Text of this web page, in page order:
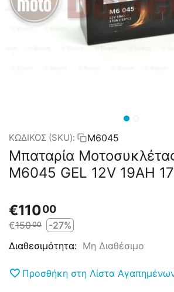
ΚΩΔΙΚΟΣ (SKU): M6045
Μπαταρία
M6045 GEL 12V 19AH
€11000
€15000
-27%
Διαθεσιμότητα: Μη Διαθέσιμο
Προσθήκη στη Λίστα